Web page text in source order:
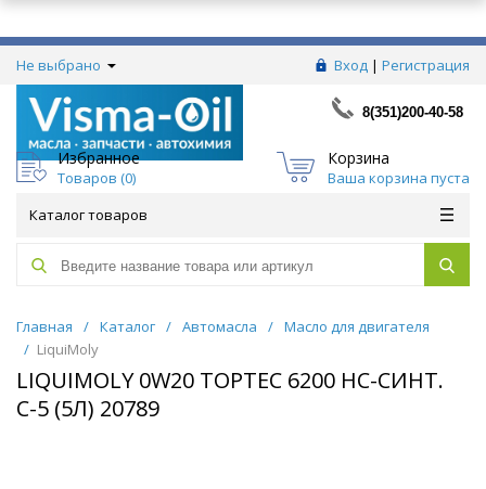
Не выбрано Вход | Регистрация
8(351)200-40-58
Избранное
Товаров (0)
Корзина
Ваша корзина пуста
Каталог товаров
Главная / Каталог / Автомасла / Масло для двигателя
/ LiquiMoly
LIQUIMOLY 0W20 TOPTEC 6200 НС-СИНТ.
С-5 (5Л) 20789